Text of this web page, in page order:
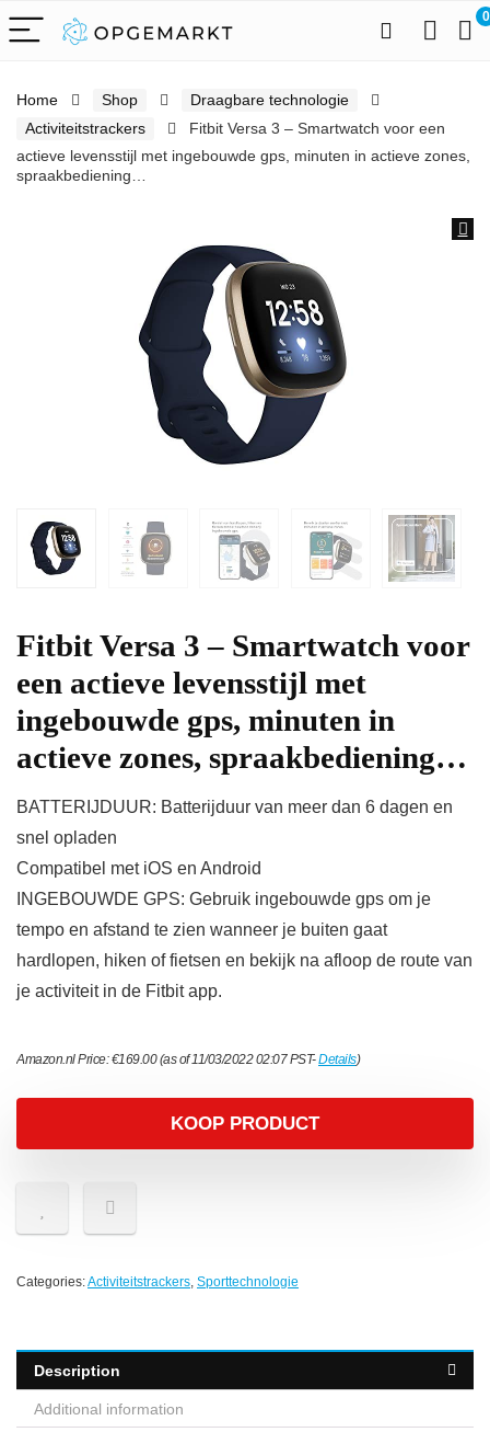
0
Home Shop
Draagbare technologie
Activiteitstrackers
Fitbit Versa 3 – Smartwatch voor een
actieve levensstijl met ingebouwde gps, minuten in actieve zones,
spraakbediening…
Fitbit Versa 3 – Smartwatch voor
een actieve levensstijl met
ingebouwde gps, minuten in
actieve zones, spraakbediening…
BATTERIJDUUR: Batterijduur van meer dan 6 dagen en
snel opladen
Compatibel met iOS en Android
INGEBOUWDE GPS: Gebruik ingebouwde gps om je
tempo en afstand te zien wanneer je buiten gaat
hardlopen, hiken of fietsen en bekijk na afloop de route van
je activiteit in de Fitbit app.
Amazon.nl Price:€169.00(as of 11/03/2022 02:07 PST-Details)
KOOP PRODUCT
Categories:Activiteitstrackers, Sporttechnologie
Description
Additional information